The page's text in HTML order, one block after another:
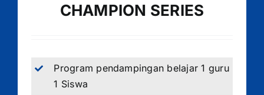
CHAMPION SERIES
Program pendampingan belajar 1 guru
1 Siswa